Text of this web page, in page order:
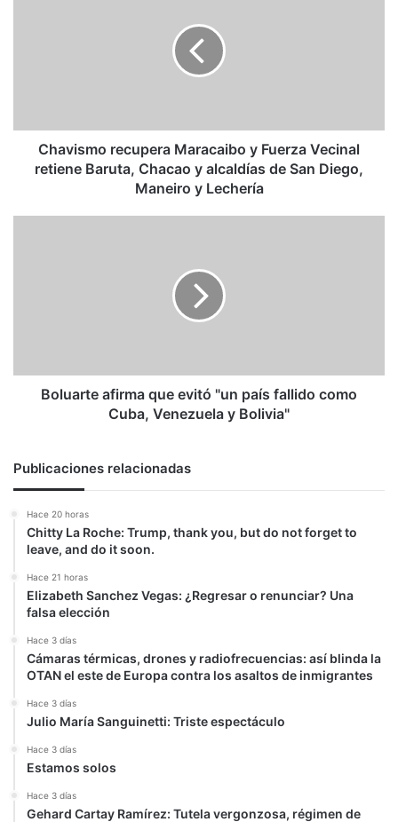
Chacao
alcaldías
Chavismo recupera Maracaibo y Fuerza Vecinal
retiene Baruta, Chacao y alcaldías de San Diego,
Maneiro y Lechería
Cuba,
Venezuela
Boluarte afirma que evitó "un país fallido como
Cuba, Venezuela y Bolivia"
Publicaciones relacionadas
Hace 20 horas
Chitty La Roche: Trump, thank you, but do not forget to
leave, and do it soon.
Hace 21 horas
Elizabeth Sanchez Vegas: ¿Regresar o renunciar? Una
falsa elección
Hace 3 días
Cámaras térmicas, drones y radiofrecuencias: así blinda la
OTAN el este de Europa contra los asaltos de inmigrantes
Hace 3 días
Julio María Sanguinetti: Triste espectáculo
Hace 3 días
Estamos solos
Hace 3 días
Gehard Cartay Ramírez: Tutela vergonzosa, régimen de